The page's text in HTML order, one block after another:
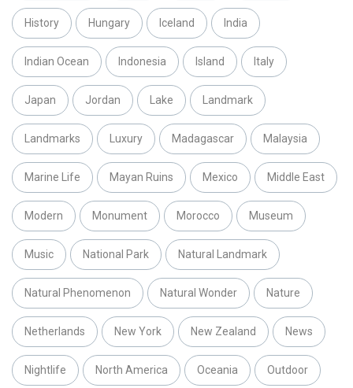
History Hungary Iceland India
Indian Ocean Indonesia Island Italy
Japan Jordan Lake Landmark
Landmarks Luxury Madagascar Malaysia
Marine Life Mayan Ruins Mexico Middle East
Modern Monument Morocco Museum
Music National Park Natural Landmark
Natural Phenomenon Natural Wonder Nature
Netherlands New York New Zealand News
Nightlife North America Oceania Outdoor